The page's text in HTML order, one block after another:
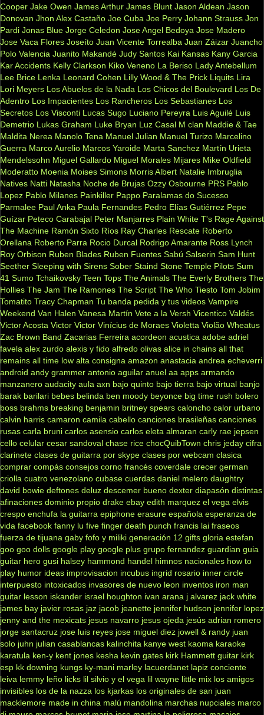
Cooper Jake Owen James Arthur James Blunt Jason Aldean Jason
Donovan Jhon Alex Castaño Joe Cuba Joe Perry Johann Strauss Jon
Pardi Jonas Blue Jorge Celedon Jose Angel Bedoya Jose Madero
Jose Vaca Flores Joseíto Juan Vicente Torrealba Juan Záizar Juancho
Polo Valencia Juanito Makandé Judy Santos Kai Kansas Kany Garcia
Kar Accidents Kelly Clarkson Kiko Veneno La Beriso Lady Antebellum
Lee Brice Lenka Leonard Cohen Lilly Wood & The Prick Liquits Lira
Lori Meyers Los Abuelos de la Nada Los Chicos del Boulevard Los De
Adentro Los Impacientes Los Rancheros Los Sebastianes Los
Secretos Los Visconti Lucas Sugo Luciano Pereyra Luis Aguilé Luis
Demetrio Lukas Graham Luke Bryan Luz Casal M clan Maddie & Tae
Maldita Nerea Manolo Tena Manuel Julian Manuel Turizo Marcelino
Guerra Marco Aurelio Marcos Yaroide Marta Sanchez Martín Urieta
Mendelssohn Miguel Gallardo Miguel Morales Mijares Mike Oldfield
Moderatto Moenia Moises Simons Morris Albert Natalie Imbruglia
Natives Natti Natasha Noche de Brujas Ozzy Osbourne PRS Pablo
Lopez Pablo Milanes Painkiller Pappo Paralamas do Sucesso
Parmalee Paul Anka Paula Fernandes Pedro Elías Gutiérrez Pepe
Guízar Peteco Carabajal Peter Manjarres Plain White T's Rage Against
The Machine Ramón Sixto Ríos Ray Charles Rescate Roberto
Orellana Roberto Parra Rocio Durcal Rodrigo Amarante Ross Lynch
Roy Orbison Ruben Blades Ruben Fuentes Sabú Salserin Sam Hunt
Seether Sleeping with Sirens Sober Staind Stone Temple Pilots Sum
41 Sumo Tchaikovsky Teen Tops The Animals The Everly Brothers The
Hollies The Jam The Ramones The Script The Who Tiesto Tom Jobim
Tomatito Tracy Chapman Tu banda pedida y tus videos Vampire
Weekend Van Halen Vanesa Martín Vete a la Versh Vicentico Valdés
Victor Acosta Victor Victor Vinícius de Moraes Violetta Violão Wheatus
Zac Brown Band Zacarias Ferreira acordeon acustica adobe adriel
favela alex zurdo alexis y fido alfredo olivas alice in chains all that
remains all time low alta consigna amazon anastacia andrea echeverri
android andy grammer antonio aguilar anuel aa apps armando
manzanero audacity aula axn bajo quinto bajo tierra bajo virtual banjo
barak barilari bebes belinda ben moody beyonce big time rush bolero
boss brahms breaking benjamin britney spears caloncho calor urbano
calvin harris camaron camila cabello canciones brasileñas canciones
rusas carla bruni carlos asensio carlos eleta almaran carly rae jepsen
cello celular cesar sandoval chase rice chocQuibTown chris jeday cifra
clarinete clases de guitarra por skype clases por webcam clasica
comprar compás consejos corno francés coverdale crecer german
criolla cuatro venezolano cubase cuerdas daniel melero daughtry
david bowie deftones deluz descemer bueno dexter diapasón distintas
afinaciones dominio propio drake ebay edith marquez el vega elvis
crespo enchufa la guitarra epiphone erasure española esperanza de
vida facebook fanny lu five finger death punch francis lai fraseos
fuerza de tijuana gaby fofo y miliki generación 12 gifts gloria estefan
goo goo dolls google play google plus grupo fernandez guardian guia
guitar hero gusi halsey hammond handel himnos nacionales how to
play humor ideas improvisacion incubus ingrid rosario inner circle
interpuesto intoxicados invasores de nuevo leon inventos iron man
guitar lesson iskander israel houghton ivan arana j alvarez jack white
james bay javier rosas jaz jacob jeanette jennifer hudson jennifer lopez
jenny and the mexicats jesus navarro jesus ojeda jesús adrian romero
jorge santacruz jose luis reyes jose miguel diez jowell & randy juan
solo juhn julian casablancas kalinchita kanye west kaoma karaoke
karatula ken-y kent jones kesha kevin gates kirk Hammett guitar kirk
esp kk downing kungs ky-mani marley lacuerdanet lapiz conciente
leiva lemmy leño licks lil silvio y el vega lil wayne little mix los amigos
invisibles los de la nazza los kjarkas los originales de san juan
macklemore made in china malú mandolina marchas nupciales marco